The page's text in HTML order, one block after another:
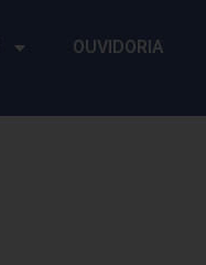
OUVIDORIA